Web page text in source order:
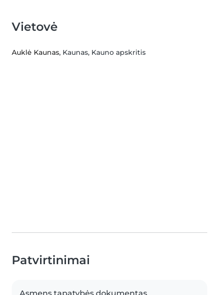
Vietovė
Auklė Kaunas, Kaunas, Kauno apskritis
Patvirtinimai